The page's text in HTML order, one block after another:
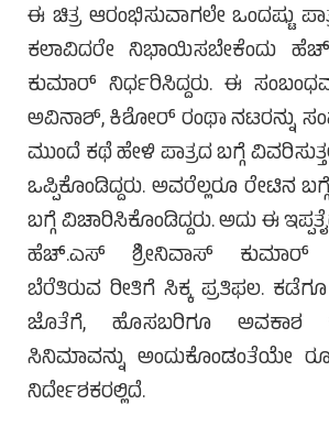
ಈ ಚಿತ್ರ ಆರಂಭಿಸುವಾಗಲೇ ಒಂದಷ್ಟು
ಕಲಾವಿದರೇ ನಿಭಾಯಿಸಬೇಕೆಂದು
ಕುಮಾರ್ ನಿರ್ಧರಿಸಿದ್ದರು. ಈ
ಅವಿನಾಶ್, ಕಿಶೋರ್ ರಂಥಾ ನಟರನ್ನು
ಮುಂದೆ ಕಥೆ ಹೇಳಿ ಪಾತ್ರದ ಬಗ್ಗೆ
ಒಪ್ಪಿಕೊಂಡಿದ್ದರು. ಅವರೆಲ್ಲರೂ ರೇಟಿನ
ಬಗ್ಗೆ ವಿಚಾರಿಸಿಕೊಂಡಿದ್ದರು. ಅದು ಈ
ಹೆಚ್.ಎಸ್ ಶ್ರೀನಿವಾಸ್ ಕುಮಾರ್
ಬೆರೆತಿರುವ ರೀತಿಗೆ ಸಿಕ್ಕ ಪ್ರತಿಫಲ.
ಜೊತೆಗೆ, ಹೊಸಬರಿಗೂ ಅವಕಾಶ
ಸಿನಿಮಾವನ್ನು ಅಂದುಕೊಂಡಂತೆಯೇ
ನಿರ್ದೇಶಕರಲ್ಲಿದೆ.